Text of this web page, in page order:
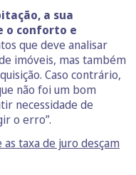
a sua
o conforto e
que deve analisar
imóveis, mas também
Caso contrário,
não foi um bom
necessidade de
o erro”.
taxa de juro desçam